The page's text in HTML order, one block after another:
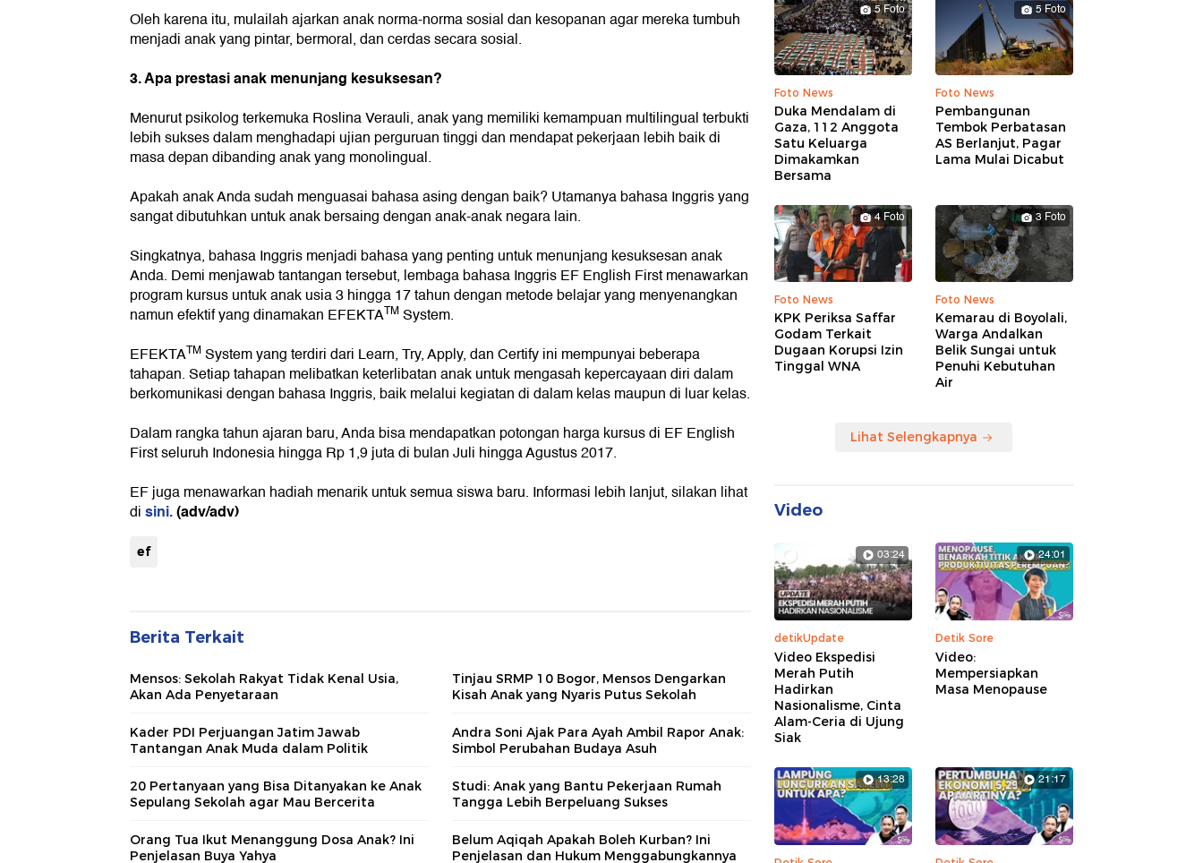
Oleh karena itu, mulailah ajarkan anak norma-norma sosial dan kesopanan agar mereka tumbuh
menjadi anak yang pintar, bermoral, dan cerdas secara sosial.
3. Apa prestasi anak menunjang kesuksesan?
Menurut psikolog terkemuka Roslina Verauli, anak yang memiliki kemampuan multilingual terbukti
lebih sukses dalam menghadapi ujian perguruan tinggi dan mendapat pekerjaan lebih baik di
masa depan dibanding anak yang monolingual.
Apakah anak Anda sudah menguasai bahasa asing dengan baik? Utamanya bahasa Inggris yang
sangat dibutuhkan untuk anak bersaing dengan anak-anak negara lain.
Singkatnya, bahasa Inggris menjadi bahasa yang penting untuk menunjang kesuksesan anak
Anda. Demi menjawab tantangan tersebut, lembaga bahasa Inggris EF English First menawarkan
program kursus untuk anak usia 3 hingga 17 tahun dengan metode belajar yang menyenangkan
namun efektif yang dinamakan EFEKTATM System.
EFEKTATM System yang terdiri dari Learn, Try, Apply, dan Certify ini mempunyai beberapa
tahapan. Setiap tahapan melibatkan keterlibatan anak untuk mengasah kepercayaan diri dalam
berkomunikasi dengan bahasa Inggris, baik melalui kegiatan di dalam kelas maupun di luar kelas.
Dalam rangka tahun ajaran baru, Anda bisa mendapatkan potongan harga kursus di EF English
First seluruh Indonesia hingga Rp 1,9 juta di bulan Juli hingga Agustus 2017.
EF juga menawarkan hadiah menarik untuk semua siswa baru. Informasi lebih lanjut, silakan lihat
disini.(adv/adv)
ef
Berita Terkait
Mensos: Sekolah Rakyat Tidak Kenal Usia,
Akan Ada Penyetaraan
Tinjau SRMP 10 Bogor, Mensos Dengarkan
Kisah Anak yang Nyaris Putus Sekolah
Kader PDI Perjuangan Jatim Jawab
Tantangan Anak Muda dalam Politik
Andra Soni Ajak Para Ayah Ambil Rapor Anak:
Simbol Perubahan Budaya Asuh
20 Pertanyaan yang Bisa Ditanyakan ke Anak
Sepulang Sekolah agar Mau Bercerita
Studi: Anak yang Bantu Pekerjaan Rumah
Tangga Lebih Berpeluang Sukses
Orang Tua Ikut Menanggung Dosa Anak? Ini
Penjelasan Buya Yahya
Belum Aqiqah Apakah Boleh Kurban? Ini
Penjelasan dan Hukum Menggabungkannya
5 Foto
Foto News
Duka Mendalam di
Gaza, 112 Anggota
Satu Keluarga
Dimakamkan
Bersama
5 Foto
Foto News
Pembangunan
Tembok Perbatasan
AS Berlanjut, Pagar
Lama Mulai Dicabut
4 Foto
Foto News
KPK Periksa Saffar
Godam Terkait
Dugaan Korupsi Izin
Tinggal WNA
3 Foto
Foto News
Kemarau di Boyolali,
Warga Andalkan
Belik Sungai untuk
Penuhi Kebutuhan
Air
Lihat Selengkapnya
Video
03:24
detikUpdate
Video Ekspedisi
Merah Putih
Hadirkan
Nasionalisme, Cinta
Alam-Ceria di Ujung
Siak
24:01
Detik Sore
Video:
Mempersiapkan
Masa Menopause
13:28 21:17